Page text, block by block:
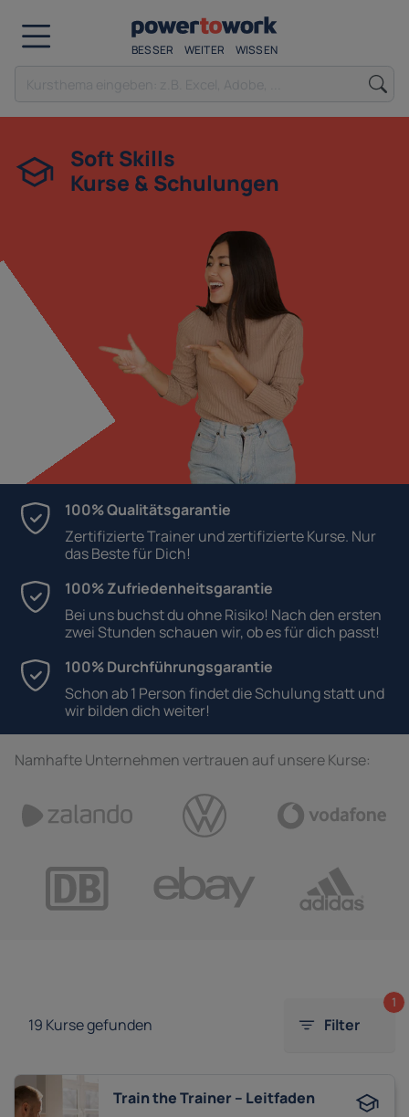
BESSER WEITER WISSEN
Soft Skills
Kurse & Schulungen
100% Qualitätsgarantie
Zertifizierte Trainer und zertifizierte Kurse. Nur
das Beste für Dich!
100% Zufriedenheitsgarantie
Bei uns buchst du ohne Risiko! Nach den ersten
zwei Stunden schauen wir, ob es für dich passt!
100% Durchführungsgarantie
Schon ab 1 Person findet die Schulung statt und
wir bilden dich weiter!
Namhafte Unternehmen vertrauen auf unsere Kurse:
19 Kurse gefunden Filter
1
Train the Trainer – Leitfaden